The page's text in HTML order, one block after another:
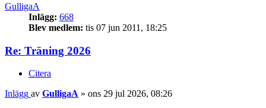
GulligaA
Inlägg: 668
Blev medlem: tis 07 jun 2011, 18:25
Re: Träning 2026
Citera
Inlägg av GulligaA » ons 29 jul 2026, 08:26